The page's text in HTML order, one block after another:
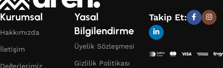
Kurumsal
Hakkımızda
İletişim
Değerlerimiz
Yasal
Bilgilendirme
Üyelik Sözleşmesi
Gizlilik Politikası
Takip Et: